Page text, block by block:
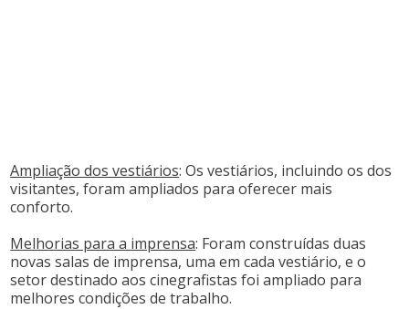
Ampliação dos vestiários: Os vestiários, incluindo os dos
visitantes, foram ampliados para oferecer mais
conforto. ​
Melhorias para a imprensa: Foram construídas duas
novas salas de imprensa, uma em cada vestiário, e o
setor destinado aos cinegrafistas foi ampliado para
melhores condições de trabalho.